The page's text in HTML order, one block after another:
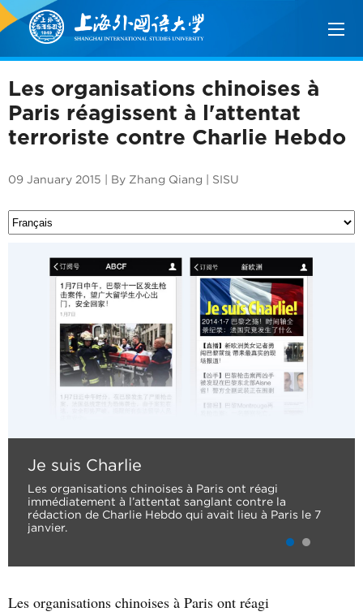
Les organisations chinoises à
Paris réagissent à l'attentat
terroriste contre Charlie Hebdo
09 January 2015 | By Zhang Qiang | SISU
Je suis Charlie
Les organisations chinoises à Paris ont réagi
immédiatement à l’attentat sanglant contre la
rédaction de Charlie Hebdo qui avait lieu à Paris le 7
janvier.
Les organisations chinoises à Paris ont réagi